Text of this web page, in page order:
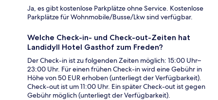
Ja, es gibt kostenlose Parkplätze ohne Service. Kostenlose
Parkplätze für Wohnmobile/Busse/Lkw sind verfügbar.
Welche Check-in- und Check-out-Zeiten hat
Landidyll Hotel Gasthof zum Freden?
Der Check-in ist zu folgenden Zeiten möglich: 15:00 Uhr–
23:00 Uhr. Für einen frühen Check-in wird eine Gebühr in
Höhe von 50 EUR erhoben (unterliegt der Verfügbarkeit).
Check-out ist um 11:00 Uhr. Ein später Check-out ist gegen
Gebühr möglich (unterliegt der Verfügbarkeit).